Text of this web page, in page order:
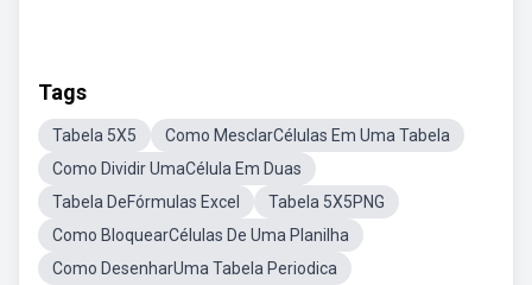
Tags
Tabela 5X5
Como MesclarCélulas Em Uma Tabela
Como Dividir UmaCélula Em Duas
Tabela DeFórmulas Excel
Tabela 5X5PNG
Como BloquearCélulas De Uma Planilha
Como DesenharUma Tabela Periodica